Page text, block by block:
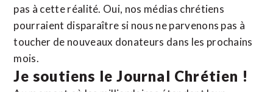
pas à cette réalité. Oui, nos médias chrétiens
pourraient disparaître si nous ne parvenons pas à
toucher de nouveaux donateurs dans les prochains
mois.
Je soutiens le Journal Chrétien !